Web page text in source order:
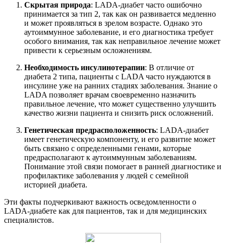
Скрытая природа: LADA-диабет часто ошибочно
принимается за тип 2, так как он развивается медленно
и может проявляться в зрелом возрасте. Однако это
аутоиммунное заболевание, и его диагностика требует
особого внимания, так как неправильное лечение может
привести к серьезным осложнениям.
Необходимость инсулинотерапии: В отличие от
диабета 2 типа, пациенты с LADA часто нуждаются в
инсулине уже на ранних стадиях заболевания. Знание о
LADA позволяет врачам своевременно назначить
правильное лечение, что может существенно улучшить
качество жизни пациента и снизить риск осложнений.
Генетическая предрасположенность: LADA-диабет
имеет генетическую компоненту, и его развитие может
быть связано с определенными генами, которые
предрасполагают к аутоиммунным заболеваниям.
Понимание этой связи помогает в ранней диагностике и
профилактике заболевания у людей с семейной
историей диабета.
Эти факты подчеркивают важность осведомленности о
LADA-диабете как для пациентов, так и для медицинских
специалистов.